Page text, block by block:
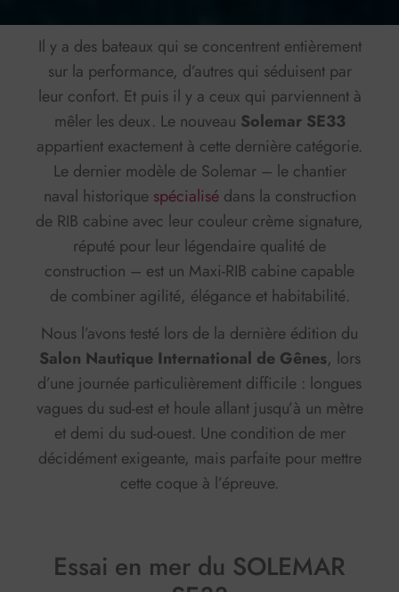
Il y a des bateaux qui se concentrent entièrement
sur la performance, d’autres qui séduisent par
leur confort. Et puis il y a ceux qui parviennent à
mêler les deux. Le nouveau Solemar SE33
appartient exactement à cette dernière catégorie.
Le dernier modèle de Solemar – le chantier
naval historique spécialisédans la construction
de RIB cabine avec leur couleur crème signature,
réputé pour leur légendaire qualité de
construction – est un Maxi-RIB cabine capable
de combiner agilité, élégance et habitabilité.
Nous l’avons testé lors de la dernière édition du
Salon Nautique International de Gênes, lors
d’une journée particulièrement difficile : longues
vagues du sud-est et houle allant jusqu’à un mètre
et demi du sud-ouest. Une condition de mer
décidément exigeante, mais parfaite pour mettre
cette coque à l’épreuve.
Essai en mer du SOLEMAR